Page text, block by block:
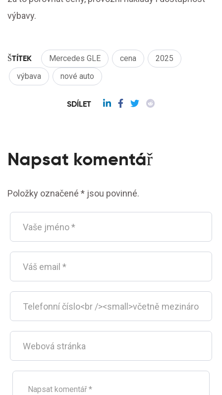
výbavy.
ŠTÍTEK Mercedes GLE cena
2025
výbava
nové auto
SDÍLET
Napsat komentář
Položky označené * jsou povinné.